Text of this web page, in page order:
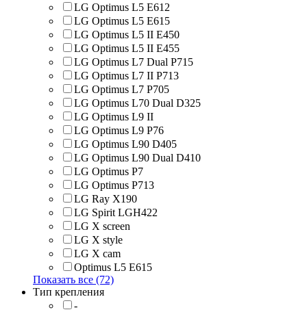
LG Optimus L5 E612
LG Optimus L5 E615
LG Optimus L5 II E450
LG Optimus L5 II E455
LG Optimus L7 Dual P715
LG Optimus L7 II P713
LG Optimus L7 P705
LG Optimus L70 Dual D325
LG Optimus L9 II
LG Optimus L9 P76
LG Optimus L90 D405
LG Optimus L90 Dual D410
LG Optimus P7
LG Optimus P713
LG Ray X190
LG Spirit LGH422
LG X screen
LG X style
LG Х cam
Optimus L5 E615
Показать все (72)
Тип крепления
-